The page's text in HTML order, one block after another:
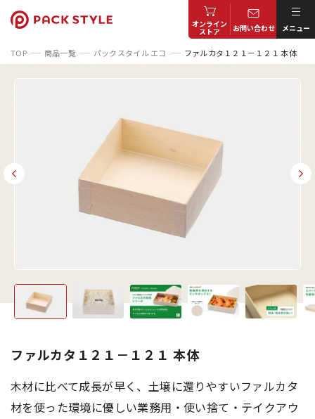
オンライン
ストア お問い合わせ メニュー
TOP 商品一覧 パックスタイル エコ ファルカタ１２１－１２１ 本体
ファルカタ１２１－１２１ 本体
木材に比べて成長が早く、土壌に還りやすいファルカタ
材を使った環境に優しい業務用・使い捨て・テイクアウ